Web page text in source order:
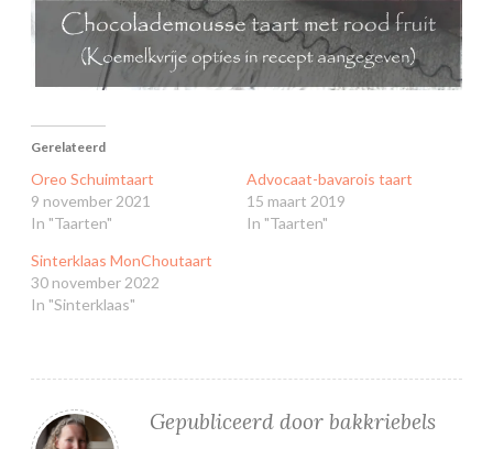
Gerelateerd
Oreo Schuimtaart
9 november 2021
In "Taarten"
Advocaat-bavarois taart
15 maart 2019
In "Taarten"
Sinterklaas MonChoutaart
30 november 2022
In "Sinterklaas"
Gepubliceerd door bakkriebels